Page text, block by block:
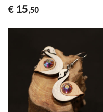
€ 15,50